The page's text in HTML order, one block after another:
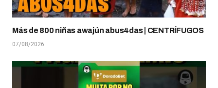
Más de 800 niñas awajún abus4das | CENTRÍFUGOS
07/08/2026